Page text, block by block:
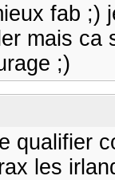
fab ;)
mais ca
;)
qualifier
les